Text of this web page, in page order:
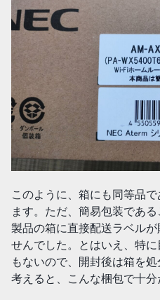
このように、箱にも同等品
ます。ただ、簡易包装であ
製品の箱に直接配送ラベル
せんでした。とはいえ、特
もないので、開封後は箱を
考えると、こんな梱包で十分